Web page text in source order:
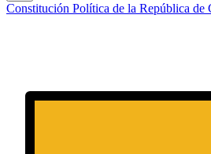
Constitución Política de la República de